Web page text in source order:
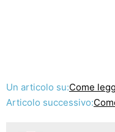
Un articolo su:Come
Articolo successivo: